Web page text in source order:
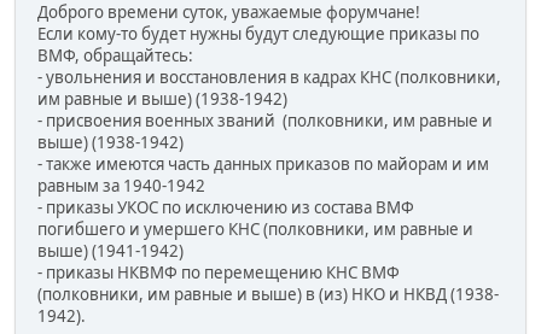
Доброго времени суток, уважаемые форумчане!
Если кому-то будет нужны будут следующие приказы по
ВМФ, обращайтесь:
- увольнения и восстановления в кадрах КНС (полковники,
им равные и выше) (1938-1942)
- присвоения военных званий (полковники, им равные и
выше) (1938-1942)
- также имеются часть данных приказов по майорам и им
равным за 1940-1942
- приказы УКОС по исключению из состава ВМФ
погибшего и умершего КНС (полковники, им равные и
выше) (1941-1942)
- приказы НКВМФ по перемещению КНС ВМФ
(полковники, им равные и выше) в (из) НКО и НКВД (1938-
1942).